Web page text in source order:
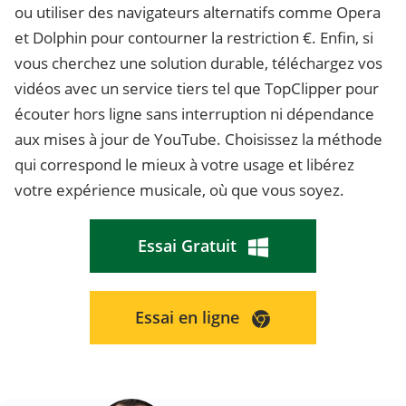
ou utiliser des navigateurs alternatifs comme Opera
et Dolphin pour contourner la restriction €. Enfin, si
vous cherchez une solution durable, téléchargez vos
vidéos avec un service tiers tel que TopClipper pour
écouter hors ligne sans interruption ni dépendance
aux mises à jour de YouTube. Choisissez la méthode
qui correspond le mieux à votre usage et libérez
votre expérience musicale, où que vous soyez.
Essai Gratuit
Essai en ligne